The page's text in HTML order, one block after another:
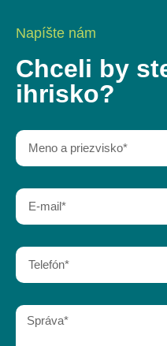
Napíšte nám
Chceli by
ihrisko?